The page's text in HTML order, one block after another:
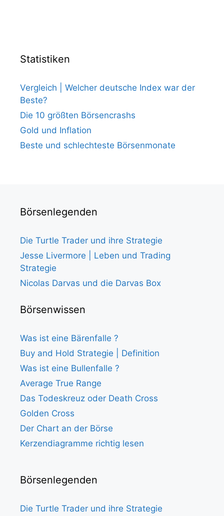
Statistiken
Vergleich | Welcher deutsche Index war der
Beste?
Die 10 größten Börsencrashs
Gold und Inflation
Beste und schlechteste Börsenmonate
Börsenlegenden
Die Turtle Trader und ihre Strategie
Jesse Livermore | Leben und Trading
Strategie
Nicolas Darvas und die Darvas Box
Börsenwissen
Was ist eine Bärenfalle ?
Buy and Hold Strategie | Definition
Was ist eine Bullenfalle ?
Average True Range
Das Todeskreuz oder Death Cross
Golden Cross
Der Chart an der Börse
Kerzendiagramme richtig lesen
Börsenlegenden
Die Turtle Trader und ihre Strategie